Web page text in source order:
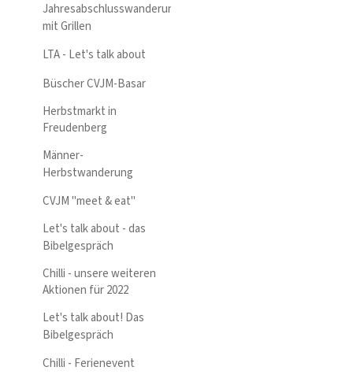
Jahresabschlusswanderung
mit Grillen
LTA - Let's talk about
Büscher CVJM-Basar
Herbstmarkt in
Freudenberg
Männer-
Herbstwanderung
CVJM "meet & eat"
Let's talk about - das
Bibelgespräch
Chilli - unsere weiteren
Aktionen für 2022
Let's talk about! Das
Bibelgespräch
Chilli - Ferienevent